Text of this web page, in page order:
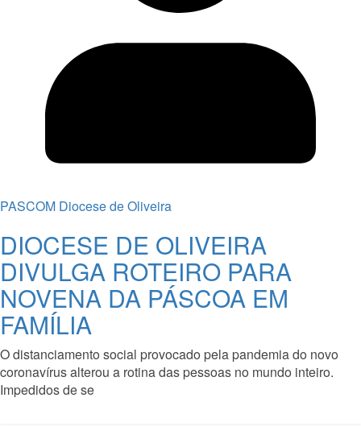
PASCOM Diocese de Oliveira
DIOCESE DE OLIVEIRA
DIVULGA ROTEIRO PARA
NOVENA DA PÁSCOA EM
FAMÍLIA
O distanciamento social provocado pela pandemia do novo
coronavírus alterou a rotina das pessoas no mundo inteiro.
Impedidos de se